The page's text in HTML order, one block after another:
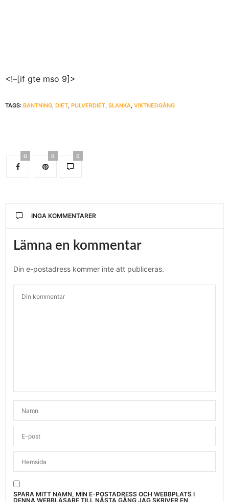
<!–[if gte mso 9]>
TAGS: BANTNING, DIET, PULVERDIET, SLANKA, VIKTNEDGÅNG
0 0 0
INGA KOMMENTARER
Lämna en kommentar
Din e-postadress kommer inte att publiceras.
SPARA MITT NAMN, MIN E-POSTADRESS OCH WEBBPLATS I
DENNA WEBBLÄSARE TILL NÄSTA GÅNG JAG SKRIVER EN